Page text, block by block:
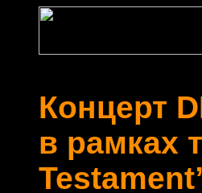
Концерт
в рамках